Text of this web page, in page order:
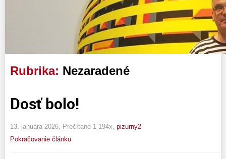
Rubrika: Nezaradené
Dosť bolo!
13. januára 2026, Prečítané 1 194x, pizurny2
Pokračovanie článku